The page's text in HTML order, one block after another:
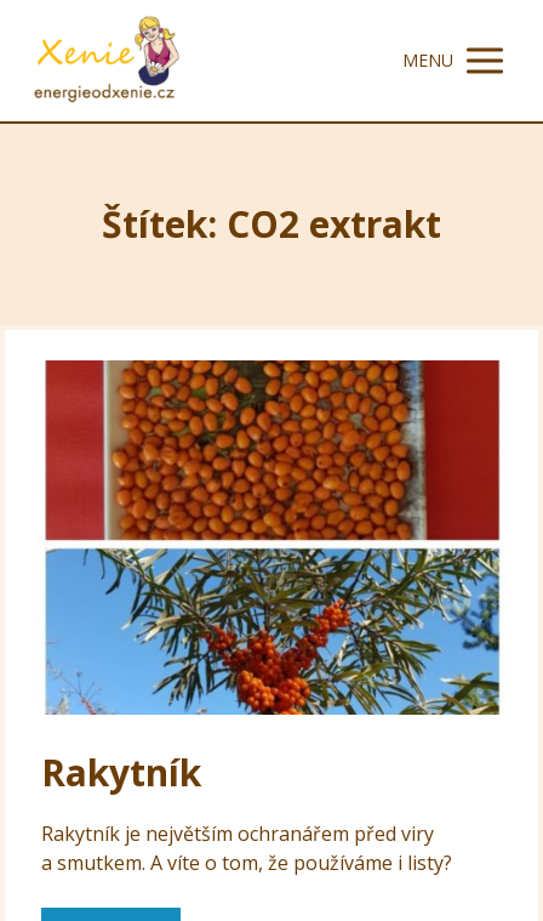
MENU
Štítek: CO2 extrakt
Rakytník
Rakytník je největším ochranářem před viry
a smutkem. A víte o tom, že používáme i listy?